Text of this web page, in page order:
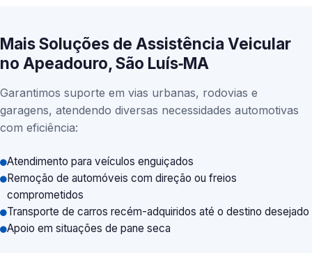
Mais Soluções de Assistência Veicular
no Apeadouro, São Luís‑MA
Garantimos suporte em vias urbanas, rodovias e
garagens, atendendo diversas necessidades automotivas
com eficiência:
Atendimento para veículos enguiçados
Remoção de automóveis com direção ou freios
comprometidos
Transporte de carros recém-adquiridos até o destino desejado
Apoio em situações de pane seca